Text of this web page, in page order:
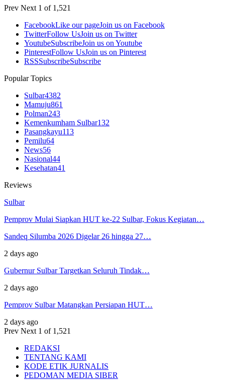
Prev Next 1 of 1,521
FacebookLike our pageJoin us on Facebook
TwitterFollow UsJoin us on Twitter
YoutubeSubscribeJoin us on Youtube
PinterestFollow UsJoin us on Pinterest
RSSSubscribeSubscribe
Popular Topics
Sulbar4382
Mamuju861
Polman243
Kemenkumham Sulbar132
Pasangkayu113
Pemilu64
News56
Nasional44
Kesehatan41
Reviews
Sulbar
Pemprov Mulai Siapkan HUT ke-22 Sulbar, Fokus Kegiatan…
Sandeq Silumba 2026 Digelar 26 hingga 27…
2 days ago
Gubernur Sulbar Targetkan Seluruh Tindak…
2 days ago
Pemprov Sulbar Matangkan Persiapan HUT…
2 days ago
Prev Next 1 of 1,521
REDAKSI
TENTANG KAMI
KODE ETIK JURNALIS
PEDOMAN MEDIA SIBER